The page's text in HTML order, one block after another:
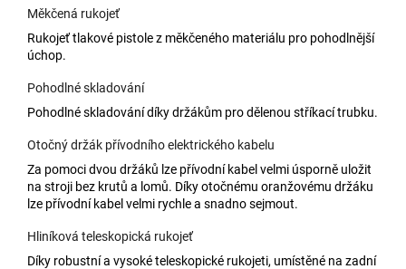
Měkčená rukojeť
Rukojeť tlakové pistole z měkčeného materiálu pro pohodlnější
úchop.
Pohodlné skladování
Pohodlné skladování díky držákům pro dělenou stříkací trubku.
Otočný držák přívodního elektrického kabelu
Za pomoci dvou držáků lze přívodní kabel velmi úsporně uložit
na stroji bez krutů a lomů. Díky otočnému oranžovému držáku
lze přívodní kabel velmi rychle a snadno sejmout.
Hliníková teleskopická rukojeť
Díky robustní a vysoké teleskopické rukojeti, umístěné na zadní